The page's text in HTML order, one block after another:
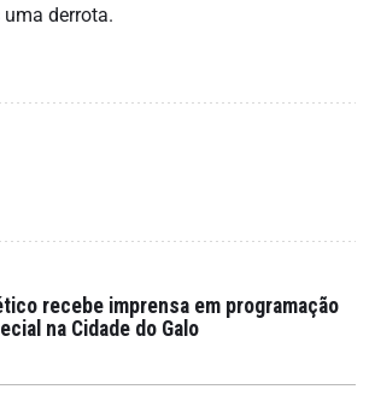
derrota.
recebe imprensa em programação
na Cidade do Galo